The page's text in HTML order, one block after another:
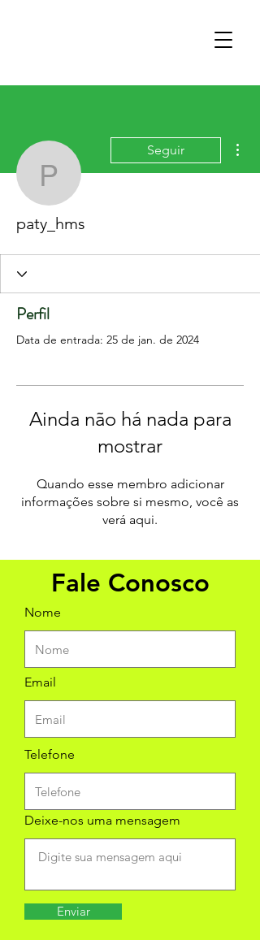
paty_hms
Seguir
paty_hms
Perfil
Data de entrada: 25 de jan. de 2024
Ainda não há nada para
mostrar
Quando esse membro adicionar
informações sobre si mesmo, você as
verá aqui.
Fale Conosco
Nome
Email
Telefone
Deixe-nos uma mensagem
Enviar